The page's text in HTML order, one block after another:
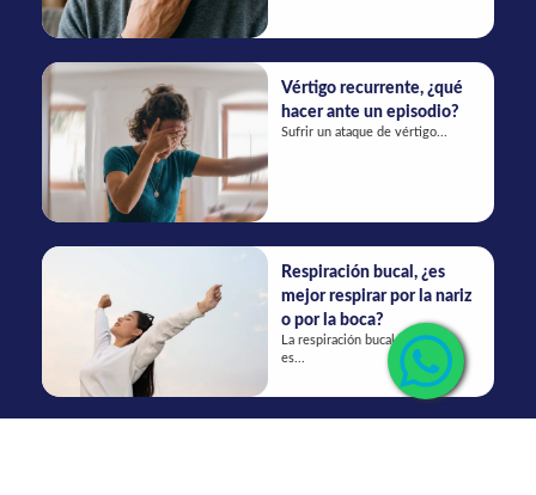
Vértigo recurrente, ¿qué
hacer ante un episodio?
Sufrir un ataque de vértigo...
Respiración bucal, ¿es
mejor respirar por la nariz
o por la boca?
La respiración bucal constante
es...